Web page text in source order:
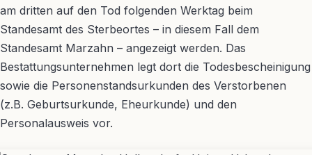
am dritten auf den Tod folgenden Werktag beim
Standesamt des Sterbeortes – in diesem Fall dem
Standesamt Marzahn – angezeigt werden. Das
Bestattungsunternehmen legt dort die Todesbescheinigung
sowie die Personenstandsurkunden des Verstorbenen
(z.B. Geburtsurkunde, Eheurkunde) und den
Personalausweis vor.